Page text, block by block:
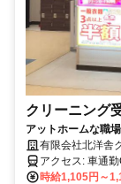
クリーニング
アットホームな職
有限会社北洋舎
アクセス: 車
時給1,105円～